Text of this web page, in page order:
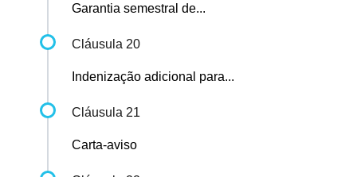
Garantia semestral de...
Cláusula 20
Indenização adicional para...
Cláusula 21
Carta-aviso